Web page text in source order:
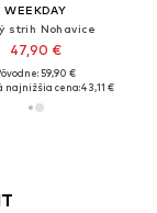
WEEKDAY
strih Nohavice
47,90 €
59,90 €
najnižšia cena:43,11 €